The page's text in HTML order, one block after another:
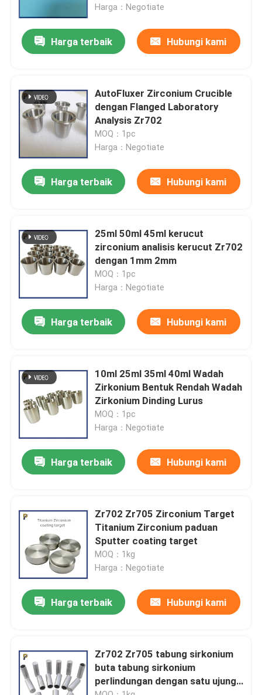
Produk
Pertunjukan VR
Tur Pabrik
Kontrol kualitas
Hubungi Kami
Permintaan Penawaran
Paduan Tungsten Molibdenum
Harga：Negotiate
Harga terbaik Hubungi kami
AutoFluxer Zirconium Crucible
dengan Flanged Laboratory
Analysis Zr702
MOQ：1pc
Harga：Negotiate
Harga terbaik Hubungi kami
25ml 50ml 45ml kerucut
zirconium analisis kerucut Zr702
dengan 1mm 2mm
MOQ：1pc
Harga：Negotiate
Harga terbaik Hubungi kami
10ml 25ml 35ml 40ml Wadah
Zirkonium Bentuk Rendah Wadah
Zirkonium Dinding Lurus
MOQ：1pc
Harga：Negotiate
Harga terbaik Hubungi kami
Zr702 Zr705 Zirconium Target
Titanium Zirconium paduan
Sputter coating target
MOQ：1kg
Harga：Negotiate
Harga terbaik Hubungi kami
Zr702 Zr705 tabung sirkonium
buta tabung sirkonium
perlindungan dengan satu ujung